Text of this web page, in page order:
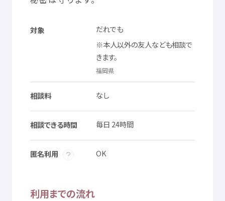
対象
だれでも
※本人以外の友人なども相談で
きます。
福岡県
相談料 なし
相談できる時間 毎日 24時間
匿名利用
住所 電話
等
顔
分
写真
必須
OK
利用までの流れ